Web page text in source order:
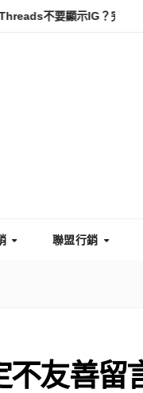
IG？完整教學：高效管理
聯盟行銷
不友善留